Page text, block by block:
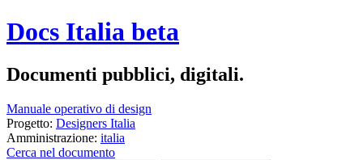
Docs Italia beta
Documenti pubblici, digitali.
Manuale operativo di design
Progetto: Designers Italia
Amministrazione: italia
Cerca nel documento